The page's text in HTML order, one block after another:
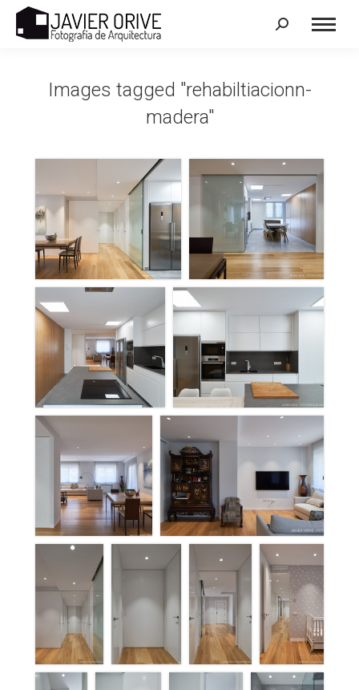
Search:
Images tagged "rehabiltiacionn-
madera"